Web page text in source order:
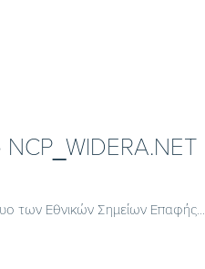
των Εθνικών Σημείων Επαφής...